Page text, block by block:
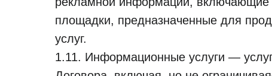
площадки, предназначенные для
услуг.
1.11. Информационные услуги —